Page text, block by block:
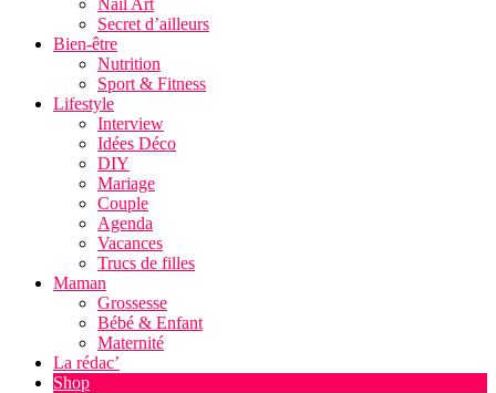
Nail Art
Secret d’ailleurs
Bien-être
Nutrition
Sport & Fitness
Lifestyle
Interview
Idées Déco
DIY
Mariage
Couple
Agenda
Vacances
Trucs de filles
Maman
Grossesse
Bébé & Enfant
Maternité
La rédac’
Shop